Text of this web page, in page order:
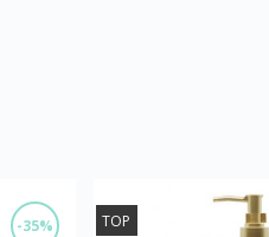
-35% TOP